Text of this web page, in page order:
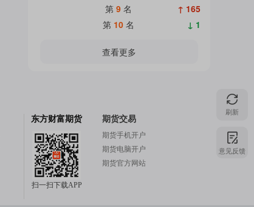
第 9 名
↑ 165
第 10 名 ↓ 1
查看更多
刷新
意见反馈
东方财富期货
扫一扫下载APP
期货交易
期货手机开户
期货电脑开户
期货官方网站